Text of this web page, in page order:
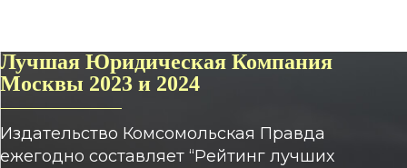
Лучшая Юридическая Компания
Москвы 2023 и 2024
Издательство Комсомольская Правда
ежегодно составляет “Рейтинг лучших